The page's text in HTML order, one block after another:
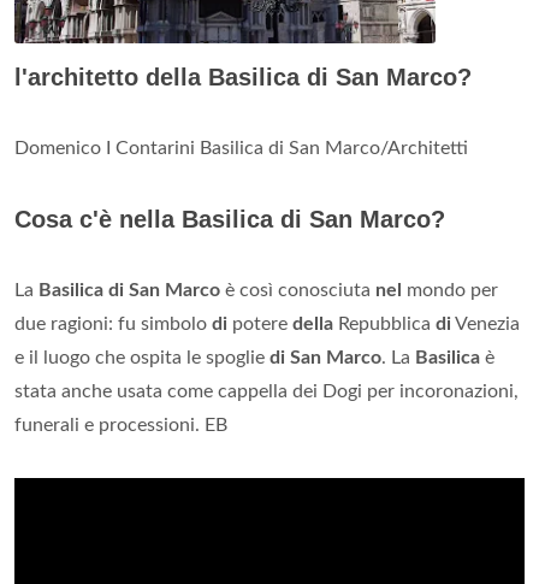
l'architetto della Basilica di San Marco?
Domenico I Contarini Basilica di San Marco/Architetti
Cosa c'è nella Basilica di San Marco?
La Basilica di San Marco è così conosciuta nel
mondo per
due ragioni: fu simbolo di potere della Repubblica diVenezia
e il luogo che ospita le spoglie di San Marco. La Basilica è
stata anche usata come cappella dei Dogi per incoronazioni,
funerali e processioni. EB